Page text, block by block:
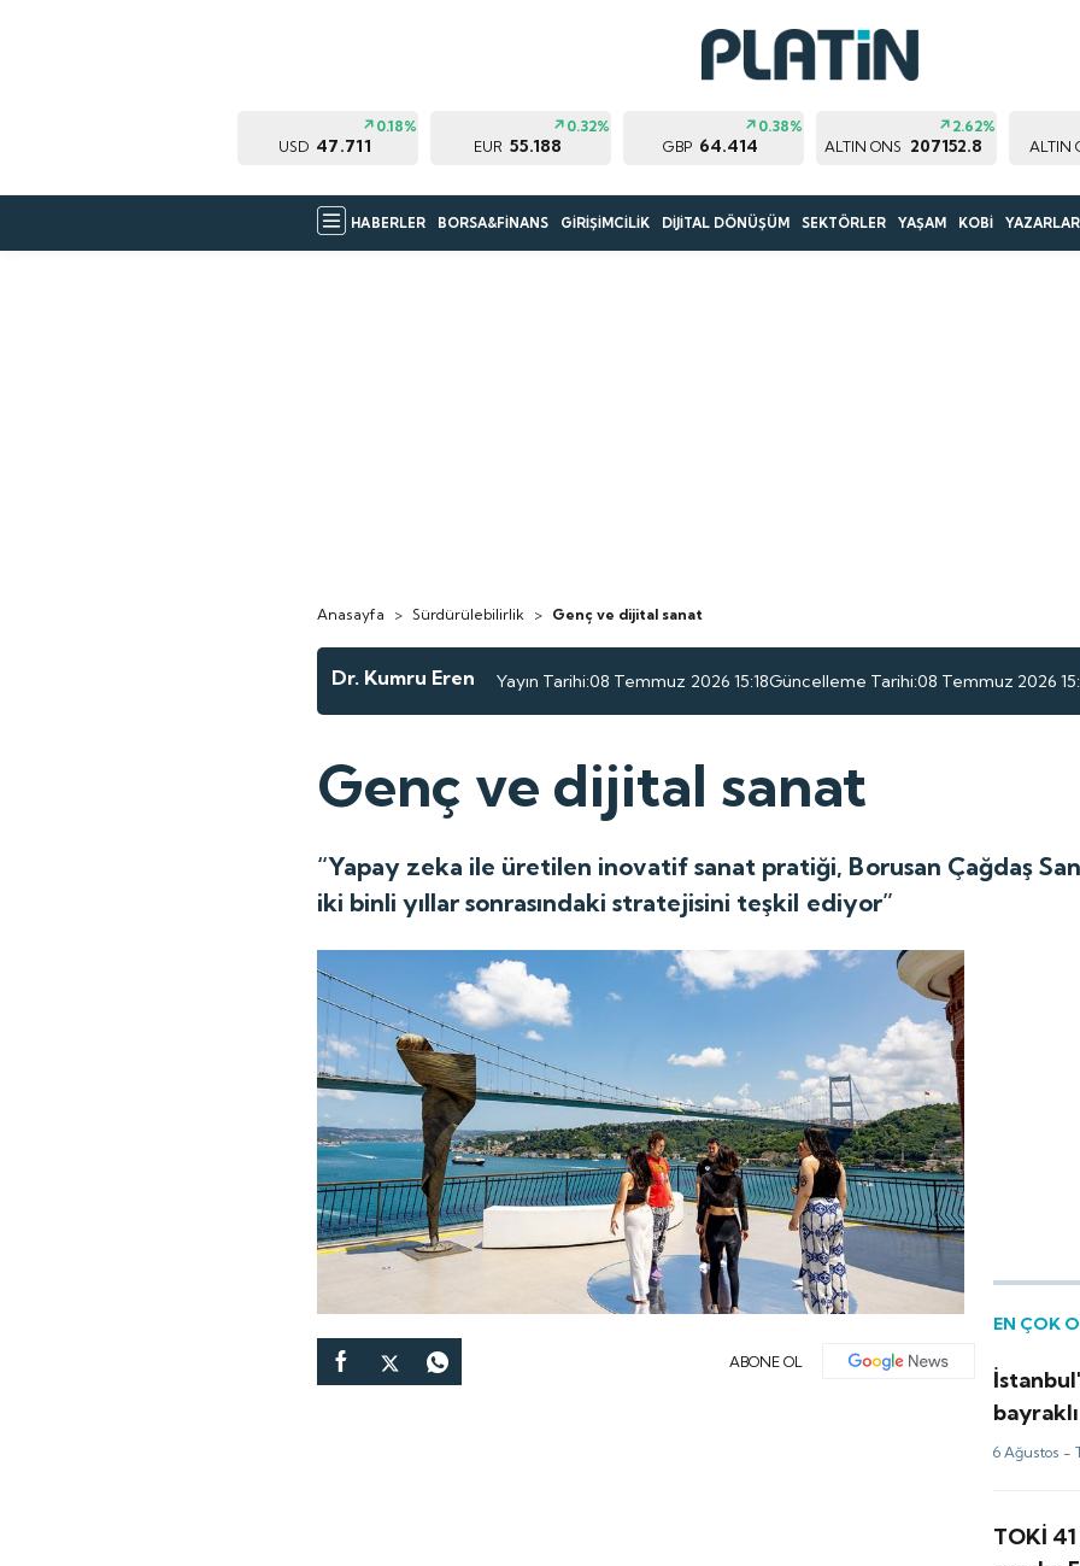
USD 47.711
0.18%
EUR 55.188
0.32%
GBP 64.414
0.38%
ALTIN ONS 207152.8
2.62%
ALTIN
HABERLER BORSA&FİNANS GİRİŞİMCİLİK DİJİTAL DÖNÜŞÜM SEKTÖRLER YAŞAM KOBİ YAZARLAR
Anasayfa > Sürdürülebilirlik > Genç ve dijital sanat
Dr. Kumru Eren Yayın Tarihi:08 Temmuz 2026 15:18Güncelleme Tarihi:08 Temmuz 2026
Genç ve dijital sanat
“Yapay zeka ile üretilen inovatif sanat pratiği, Borusan Çağdaş
iki binli yıllar sonrasındaki stratejisini teşkil ediyor”
ABONE OL
EN ÇOK
6 Ağustos -
TOKİ